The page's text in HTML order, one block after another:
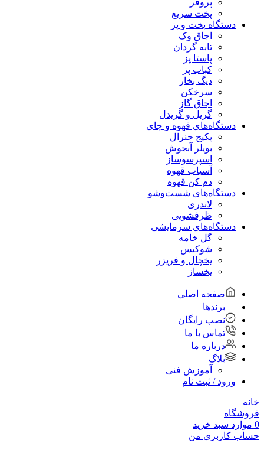
پخت سریع
دستگاه‌ پخت و پز
اجاق وک
تابه گردان
پاستا پز
کباب پز
دیگ بخار
سرخکن
اجاق گاز
گریل و گریدل
دستگاه‌های قهوه و چای
پکیج جنرال
بویلر آبجوش
اسپرسوساز
آسیاب قهوه
دم کن قهوه
دستگاه‌های شست‌و‌شو
لاندری
ظرفشویی
دستگاه‌های سرمایشی
گل خامه
شوکیس
یخچال و فریزر
یخساز
صفحه اصلی
برندها
نصب رایگان
تماس با ما
درباره ما
بلاگ
آموزش فنی
ورود / ثبت نام
خانه
فروشگاه
0 موارد سبد خرید
حساب کاربری من